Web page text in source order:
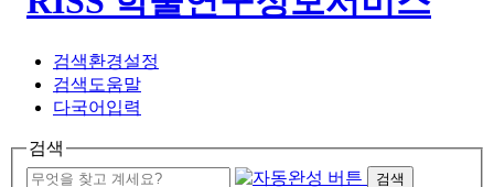
검색환경설정
검색도움말
다국어입력
검색
검색